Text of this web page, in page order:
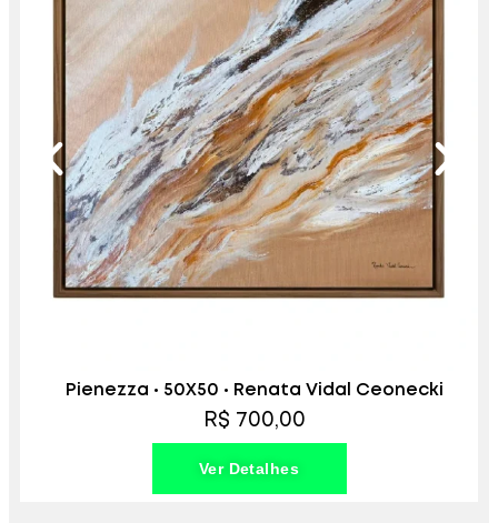
Pienezza • 50X50 • Renata Vidal Ceonecki
R$ 700,00
Ver Detalhes